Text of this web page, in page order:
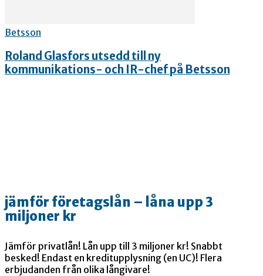
Betsson
Roland Glasfors utsedd till ny
kommunikations- och IR-chef på Betsson
jämför företagslån – låna upp 3
miljoner kr
Jämför privatlån! Lån upp till 3 miljoner kr! Snabbt
besked! Endast en kreditupplysning (en UC)! Flera
erbjudanden från olika långivare!